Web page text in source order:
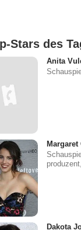
Stars des
Anita
Margaret
Dakota